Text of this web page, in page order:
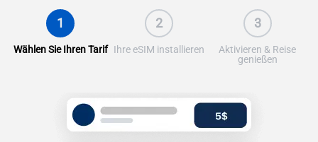
1
Wählen Sie Ihren Tarif
2
Ihre eSIM installieren
3
Aktivieren & Reise
genießen